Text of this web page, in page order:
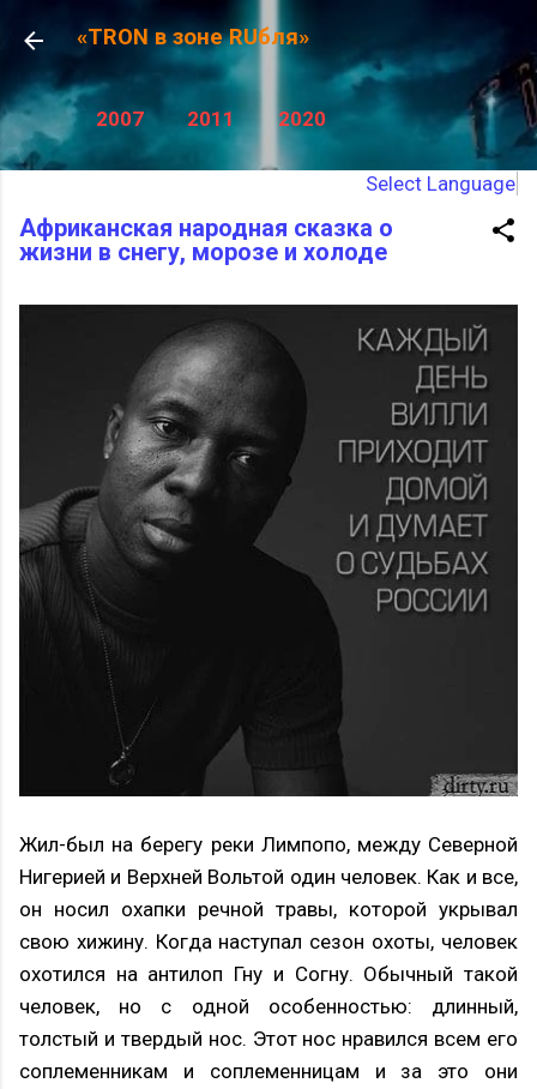
К основному контенту
«TRON в зоне RUбля»
2007 2011 2020
Select Language
Африканская народная сказка о
жизни в снегу, морозе и холоде
Жил-был на берегу реки Лимпопо, между Северной
Нигерией и Верхней Вольтой один человек. Как и все,
он носил охапки речной травы, которой укрывал
свою хижину. Когда наступал сезон охоты, человек
охотился на антилоп Гну и Согну. Обычный такой
человек, но с одной особенностью: длинный,
толстый и твердый нос. Этот нос нравился всем его
соплеменникам и соплеменницам и за это они